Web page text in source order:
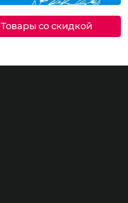
Товары со скидкой